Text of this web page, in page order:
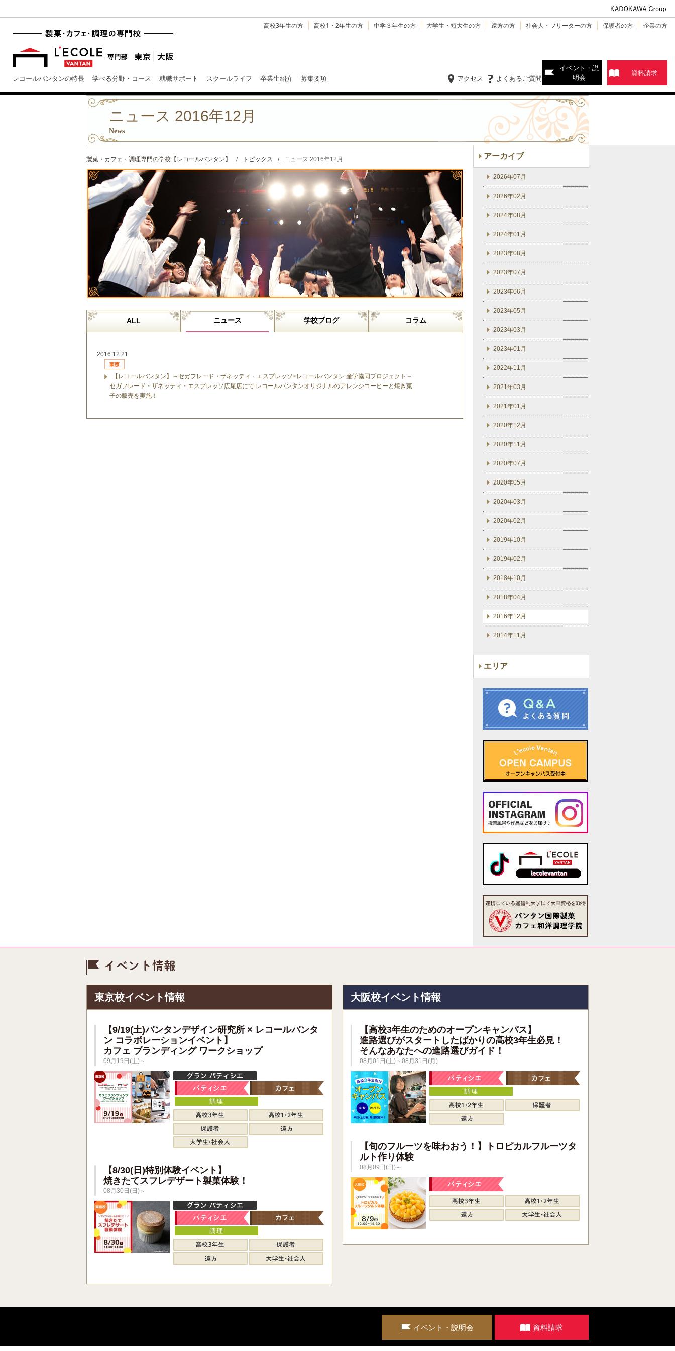
高校3年生の方 高校1・2年生の方 中学３年生の方 大学生・短大生の方 遠方の方 社会人・フリーターの方 保護者の方 企業の方
レコールバンタンの特長 学べる分野・コース 就職サポート スクールライフ 卒業生紹介 募集要項 よくあるご質問
アクセス
イベント・説
明会
資料請求
ニュース 2016年12月
News
製菓・カフェ・調理専門の学校【レコールバンタン】 / トピックス / ニュース 2016年12月
ALL ニュース 学校ブログ コラム
2016.12.21
【レコールバンタン】～セガフレード・ザネッティ・エスプレッソ×レコールバンタン 産学協同プロジェクト～
セガフレード・ザネッティ・エスプレッソ広尾店にて レコールバンタンオリジナルのアレンジコーヒーと焼き菓
子の販売を実施！
アーカイブ
2026年07月
2026年02月
2024年08月
2024年01月
2023年08月
2023年07月
2023年06月
2023年05月
2023年03月
2023年01月
2022年11月
2021年03月
2021年01月
2020年12月
2020年11月
2020年07月
2020年05月
2020年03月
2020年02月
2019年10月
2019年02月
2018年10月
2018年04月
2016年12月
2014年11月
エリア
東京校イベント情報
【9/19(土)バンタンデザイン研究所 × レコールバンタ
ン コラボレーションイベント】
カフェ ブランディング ワークショップ
09月19日(土)～
【8/30(日)特別体験イベント】
焼きたてスフレデザート製菓体験！
08月30日(日)～
大阪校イベント情報
【高校3年生のためのオープンキャンパス】
進路選びがスタートしたばかりの高校3年生必見！
そんなあなたへの進路選びガイド！
08月01日(土)～08月31日(月)
【旬のフルーツを味わおう！】トロピカルフルーツタ
ルト作り体験
08月09日(日)～
イベント・説明会 資料請求